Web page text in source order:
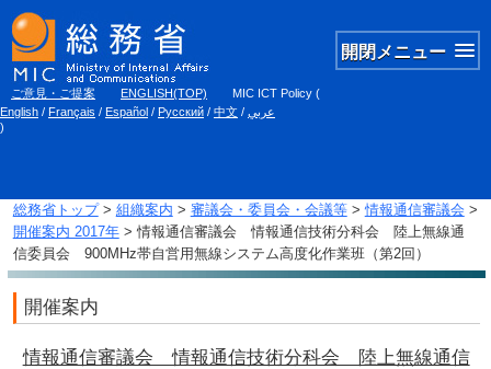
開閉メニュー
ご意見・ご提案 ENGLISH(TOP) MIC ICT Policy (
English / Français / Español / Русский / 中文 / عربي
)
総務省トップ> 組織案内 > 審議会・委員会・会議等>情報通信審議会 >
開催案内 2017年> 情報通信審議会 情報通信技術分科会 陸上無線通
信委員会 900MHz帯自営用無線システム高度化作業班（第2回）
開催案内
情報通信審議会 情報通信技術分科会 陸上無線通信